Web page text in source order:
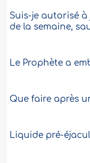
Suis-je autorisé
de la semaine,
Le Prophète a
Que faire après
Liquide pré-